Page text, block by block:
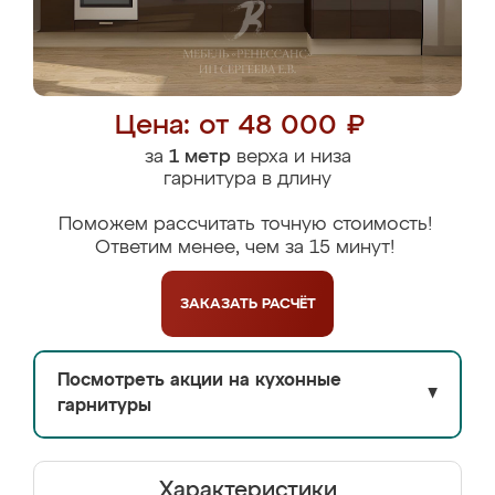
Цена: от 48 000 ₽
за 1 метрверха и низа
гарнитура в длину
Поможем рассчитать точную стоимость!
Ответим менее, чем за 15 минут!
ЗАКАЗАТЬ РАСЧЁТ
Посмотреть акции на кухонные
гарнитуры
▼
Характеристики